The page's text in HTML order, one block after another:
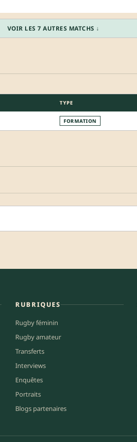
VOIR LES 7 AUTRES MATCHS ↓
TYPE
FORMATION
RUBRIQUES
Rugby féminin
Rugby amateur
Transferts
Interviews
Enquêtes
Portraits
Blogs partenaires